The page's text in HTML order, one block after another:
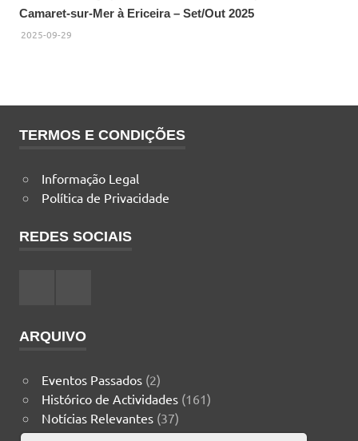
Camaret-sur-Mer à Ericeira – Set/Out 2025
2025-09-29
TERMOS E CONDIÇÕES
Informação Legal
Política de Privacidade
REDES SOCIAIS
ARQUIVO
Eventos Passados(2)
Histórico de Actividades(161)
Notícias Relevantes(37)